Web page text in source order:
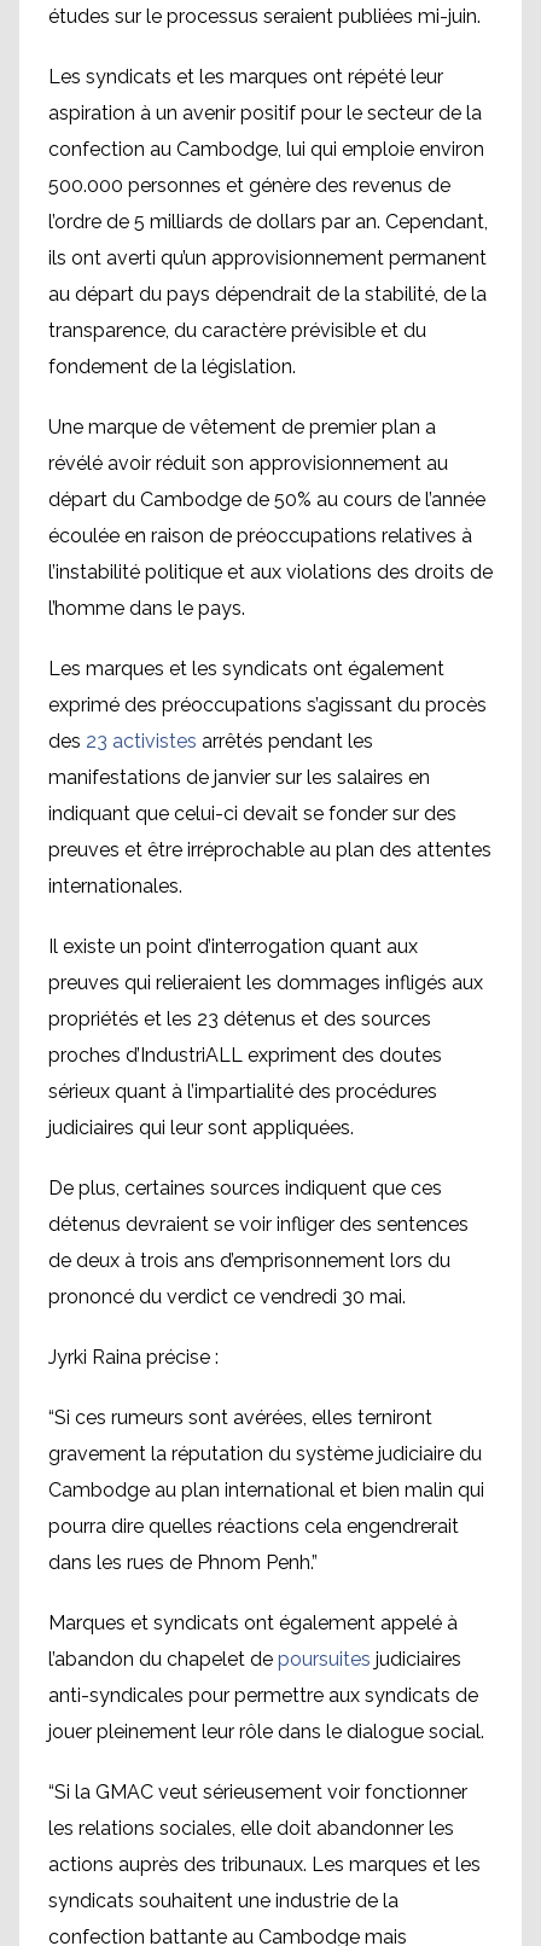
études sur le processus seraient publiées mi-juin.
Les syndicats et les marques ont répété leur
aspiration à un avenir positif pour le secteur de la
confection au Cambodge, lui qui emploie environ
500.000 personnes et génère des revenus de
l’ordre de 5 milliards de dollars par an. Cependant,
ils ont averti qu’un approvisionnement permanent
au départ du pays dépendrait de la stabilité, de la
transparence, du caractère prévisible et du
fondement de la législation.
Une marque de vêtement de premier plan a
révélé avoir réduit son approvisionnement au
départ du Cambodge de 50% au cours de l’année
écoulée en raison de préoccupations relatives à
l’instabilité politique et aux violations des droits de
l’homme dans le pays.
Les marques et les syndicats ont également
exprimé des préoccupations s’agissant du procès
des 23 activistes arrêtés pendant les
manifestations de janvier sur les salaires en
indiquant que celui-ci devait se fonder sur des
preuves et être irréprochable au plan des attentes
internationales.
Il existe un point d’interrogation quant aux
preuves qui relieraient les dommages infligés aux
propriétés et les 23 détenus et des sources
proches d’IndustriALL expriment des doutes
sérieux quant à l’impartialité des procédures
judiciaires qui leur sont appliquées.
De plus, certaines sources indiquent que ces
détenus devraient se voir infliger des sentences
de deux à trois ans d’emprisonnement lors du
prononcé du verdict ce vendredi 30 mai.
Jyrki Raina précise :
“Si ces rumeurs sont avérées, elles terniront
gravement la réputation du système judiciaire du
Cambodge au plan international et bien malin qui
pourra dire quelles réactions cela engendrerait
dans les rues de Phnom Penh.”
Marques et syndicats ont également appelé à
l’abandon du chapelet de poursuites judiciaires
anti-syndicales pour permettre aux syndicats de
jouer pleinement leur rôle dans le dialogue social.
“Si la GMAC veut sérieusement voir fonctionner
les relations sociales, elle doit abandonner les
actions auprès des tribunaux. Les marques et les
syndicats souhaitent une industrie de la
confection battante au Cambodge mais